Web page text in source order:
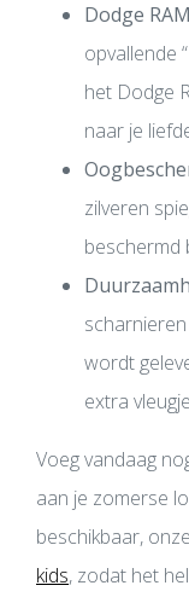
Dodge
opvallende
het Dodge
naar je
zilveren
beschermd
wordt
extra
Voeg vandaag
aan je zomerse
beschikbaar,
kids, zodat het